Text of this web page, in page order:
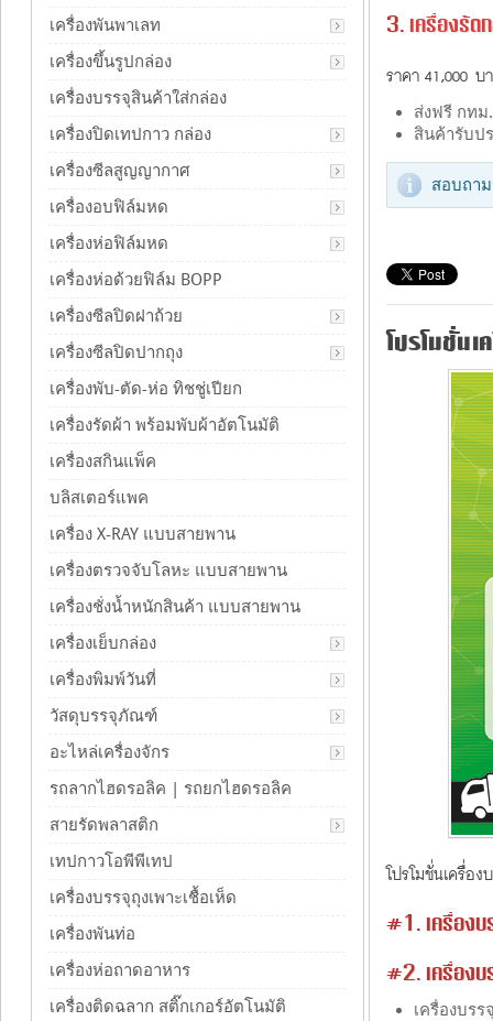
3. เครื่องรัด
ราคา 41,000 บ
ส่งฟรี กท
สินค้ารับป
สอบถา
โปรโมชั่น
โปรโมชั่นเครื่อ
#1. เครื่องบ
#2. เครื่องบ
เครื่องบร
เครื่องพันพาเลท
เครื่องขึ้นรูปกล่อง
เครื่องบรรจุสินค้าใส่กล่อง
เครื่องปิดเทปกาว กล่อง
เครื่องซีลสูญญากาศ
เครื่องอบฟิล์มหด
เครื่องห่อฟิล์มหด
เครื่องห่อด้วยฟิล์ม BOPP
เครื่องซีลปิดฝาถ้วย
เครื่องซีลปิดปากถุง
เครื่องพับ-ตัด-ห่อ ทิชชู่เปียก
เครื่องรัดผ้า พร้อมพับผ้าอัตโนมัติ
เครื่องสกินแพ็ค
บลิสเตอร์แพค
เครื่อง X-RAY แบบสายพาน
เครื่องตรวจจับโลหะ แบบสายพาน
เครื่องชั่งน้ำหนักสินค้า แบบสายพาน
เครื่องเย็บกล่อง
เครื่องพิมพ์วันที่
วัสดุบรรจุภัณฑ์
อะไหล่เครื่องจักร
รถลากไฮดรอลิค | รถยกไฮดรอลิค
สายรัดพลาสติก
เทปกาวโอพีพีเทป
เครื่องบรรจุถุงเพาะเชื้อเห็ด
เครื่องพันท่อ
เครื่องห่อถาดอาหาร
เครื่องติดฉลาก สติ๊กเกอร์อัตโนมัติ